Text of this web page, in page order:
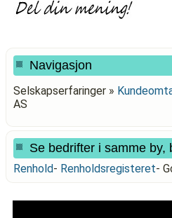
Navigasjon
Selskapserfaringer »
AS
Se bedrifter i samme by,
Renhold- Renholdsregisteret-